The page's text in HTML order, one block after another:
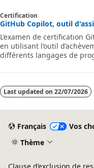
Certification
GitHub Copilot, outil
L’examen de certification
en utilisant l’outil
différents langages de
logiciel.
Last updated on 22/07/2026
Français
Vos
Thème